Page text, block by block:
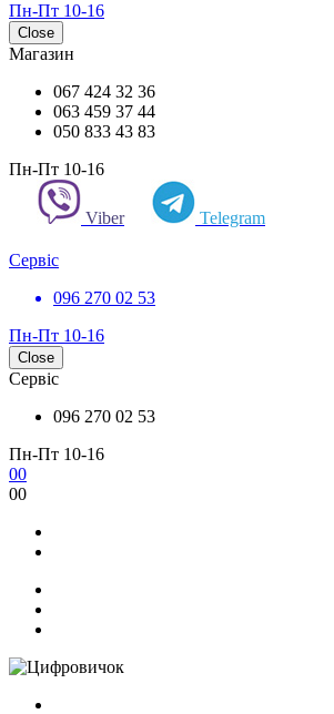
Пн-Пт 10-16
Close
Магазин
067 424 32 36
063 459 37 44
050 833 43 83
Пн-Пт 10-16
Viber Telegram
Сервіс
096 270 02 53
Пн-Пт 10-16
Close
Сервіс
096 270 02 53
Пн-Пт 10-16
00
00